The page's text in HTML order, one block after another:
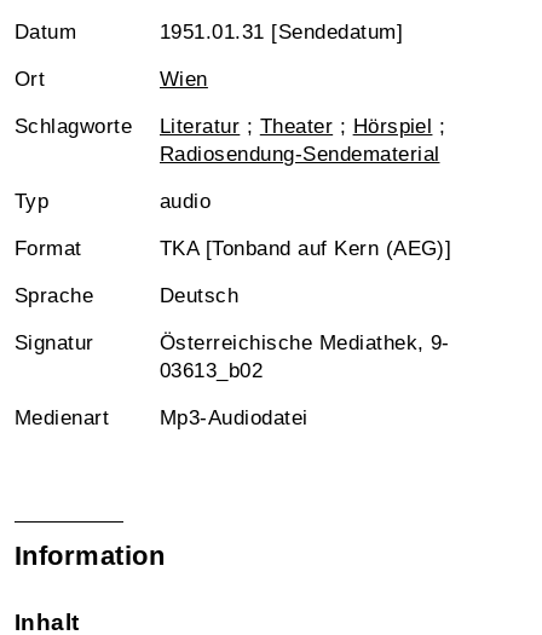
Datum 1951.01.31 [Sendedatum]
Ort Wien
Schlagworte Literatur ; Theater ; Hörspiel ;
Radiosendung-Sendematerial
Typ audio
Format TKA [Tonband auf Kern (AEG)]
Sprache Deutsch
Signatur
Österreichische Mediathek, 9-
03613_b02
Medienart Mp3-Audiodatei
Information
Inhalt